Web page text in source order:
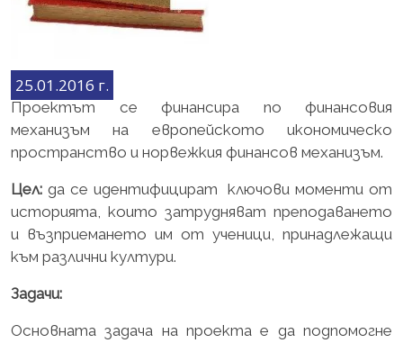
25.01.2016 г.
Проектът се финансира по финансовия
механизъм на европейското икономическо
пространство и норвежкия финансов механизъм.
Цел: да се идентифицират ключови моменти от
историята, които затрудняват преподаването
и възприемането им от ученици, принадлежащи
към различни култури.
Задачи:
Основната задача на проекта е да подпомогне